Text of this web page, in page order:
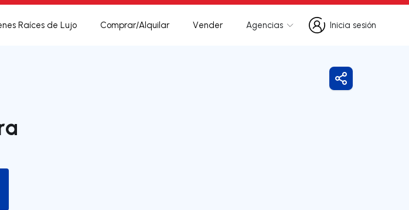
Raíces de Lujo Comprar/Alquilar Vender Agencias
Inicia sesión
Inicia sesión
Compartir